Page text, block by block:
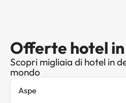
Offerte hotel
Scopri migliaia di hotel in
mondo